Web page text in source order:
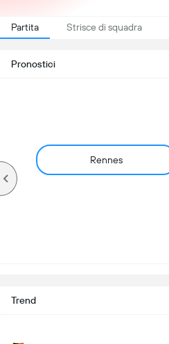
Partita Strisce di squadra
Pronostici
Rennes
Trend